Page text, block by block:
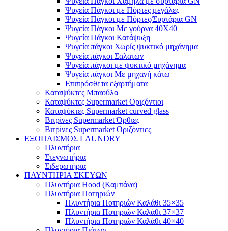
Ψυγεία Πάγκοι με Πόρτες μεγάλες
Ψυγεία Πάγκοι με Πόρτες/Συρτάρια GN
Ψυγεία Πάγκοι Με γούρνα 40Χ40
Ψυγεία Πάγκοι Κατάψυξη
Ψυγεία πάγκοι Χωρίς ψυκτικό μηχάνημα
Ψυγεία πάγκοι Σαλατών
Ψυγεία πάγκοι με ψυκτικό μηχάνημα
Ψυγεία πάγκοι Με μηχανή κάτω
Επιπρόσθετα εξαρτήματα
Καταψύκτες Μπαούλα
Καταψύκτες Supermarket Οριζόντιοι
Καταψύκτες Supermarket curved glass
Βιτρίνες Supermarket Όρθιες
Βιτρίνες Supermarket Οριζόντιες
ΕΞΟΠΛΙΣΜΟΣ LAUNDRY
Πλυντήρια
Στεγνωτήρια
Σιδερωτήρια
ΠΛΥΝΤΗΡΙΑ ΣΚΕΥΩΝ
Πλυντήρια Hood (Καμπάνα)
Πλυντήρια Ποτηριών
Πλυντήρια Ποτηριών Καλάθι 35×35
Πλυντήρια Ποτηριών Καλάθι 37×37
Πλυντήρια Ποτηριών Καλάθι 40×40